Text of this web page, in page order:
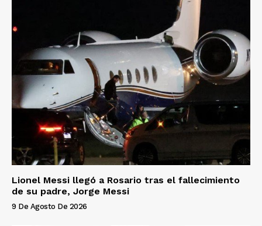
Lionel Messi llegó a Rosario tras el fallecimiento
de su padre, Jorge Messi
9 De Agosto De 2026